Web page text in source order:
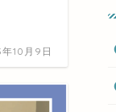
10月9日